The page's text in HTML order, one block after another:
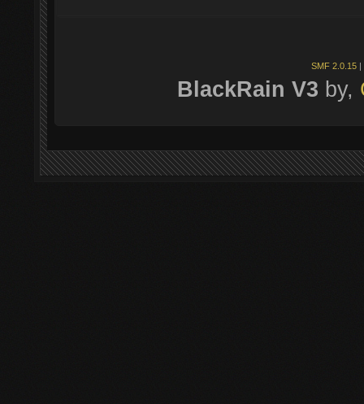
SMF 2.0.15 |
BlackRain V3 by,